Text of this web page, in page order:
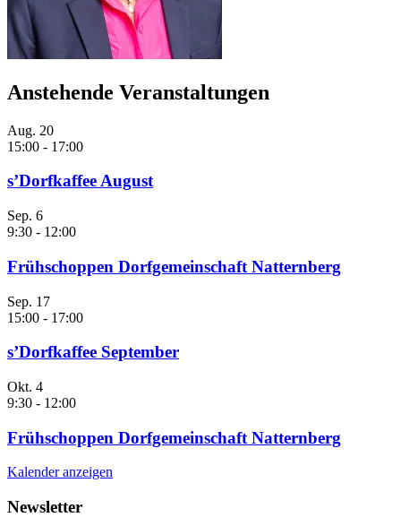
Anstehende Veranstaltungen
Aug. 20
15:00 - 17:00
s’Dorfkaffee August
Sep. 6
9:30 - 12:00
Frühschoppen Dorfgemeinschaft Natternberg
Sep. 17
15:00 - 17:00
s’Dorfkaffee September
Okt. 4
9:30 - 12:00
Frühschoppen Dorfgemeinschaft Natternberg
Kalender anzeigen
Newsletter